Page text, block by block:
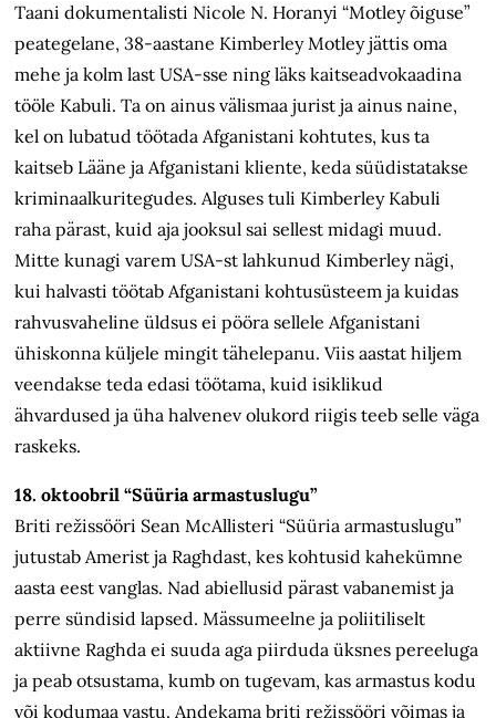
Taani dokumentalisti Nicole N. Horanyi “Motley õiguse”
peategelane, 38-aastane Kimberley Motley jättis oma
mehe ja kolm last USA-sse ning läks kaitseadvokaadina
tööle Kabuli. Ta on ainus välismaa jurist ja ainus naine,
kel on lubatud töötada Afganistani kohtutes, kus ta
kaitseb Lääne ja Afganistani kliente, keda süüdistatakse
kriminaalkuritegudes. Alguses tuli Kimberley Kabuli
raha pärast, kuid aja jooksul sai sellest midagi muud.
Mitte kunagi varem USA-st lahkunud Kimberley nägi,
kui halvasti töötab Afganistani kohtusüsteem ja kuidas
rahvusvaheline üldsus ei pööra sellele Afganistani
ühiskonna küljele mingit tähelepanu. Viis aastat hiljem
veendakse teda edasi töötama, kuid isiklikud
ähvardused ja üha halvenev olukord riigis teeb selle väga
raskeks.
18. oktoobril “Süüria armastuslugu”
Briti režissööri Sean McAllisteri “Süüria armastuslugu”
jutustab Amerist ja Raghdast, kes kohtusid kahekümne
aasta eest vanglas. Nad abiellusid pärast vabanemist ja
perre sündisid lapsed. Mässumeelne ja poliitiliselt
aktiivne Raghda ei suuda aga piirduda üksnes pereeluga
ja peab otsustama, kumb on tugevam, kas armastus kodu
või kodumaa vastu. Andekama briti režissööri võimas ja